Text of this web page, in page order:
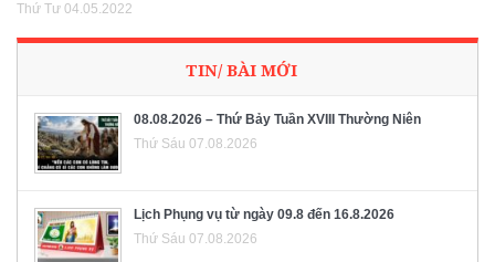
Thứ Tư 04.05.2022
TIN/ BÀI MỚI
08.08.2026 – Thứ Bảy Tuần XVIII Thường Niên
Thứ Sáu 07.08.2026
Lịch Phụng vụ từ ngày 09.8 đến 16.8.2026
Thứ Sáu 07.08.2026